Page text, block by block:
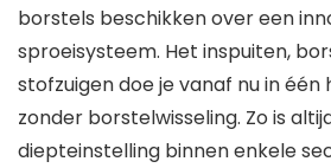
borstels beschikken over een
sproeisysteem. Het inspuiten,
stofzuigen doe je vanaf nu in één
zonder borstelwisseling. Zo is
diepteinstelling binnen enkele